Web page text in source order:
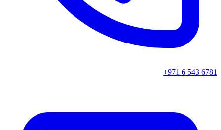
+971 6 543 6781